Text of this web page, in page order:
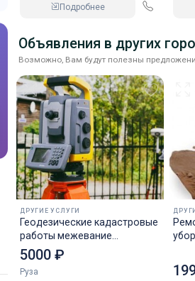
Подробнее
Объявления в других
Возможно, Вам будут полезны
ДРУГИЕ УСЛУГИ
Геодезические кадастровые
работы межевание
топосъемка по Московской
области
5000 ₽
Руза